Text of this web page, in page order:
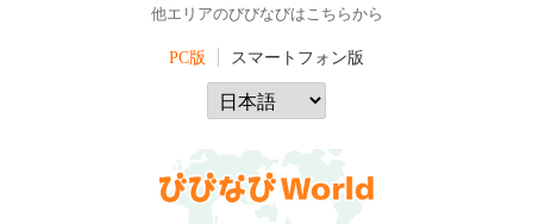
他エリアのびびなびはこちらから
PC版 スマートフォン版